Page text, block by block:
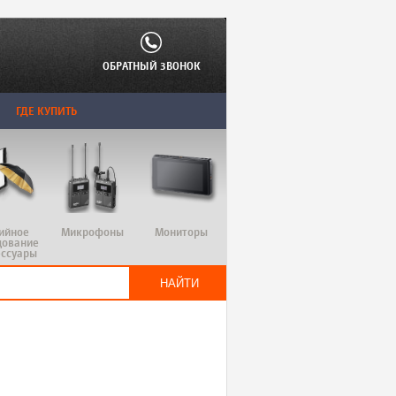
ОБРАТНЫЙ ЗВОНОК
ГДЕ КУПИТЬ
Микрофоны Мониторы